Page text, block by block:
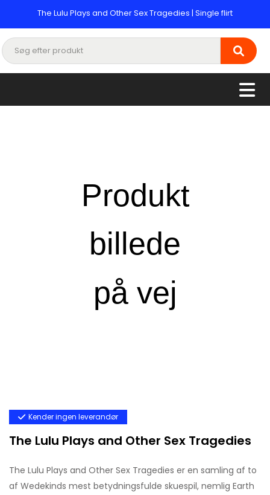
The Lulu Plays and Other Sex Tragedies | Single flirt
Kender ingen leverandør
The Lulu Plays and Other Sex Tragedies
The Lulu Plays and Other Sex Tragedies er en samling af to
af Wedekinds mest betydningsfulde skuespil, nemlig Earth